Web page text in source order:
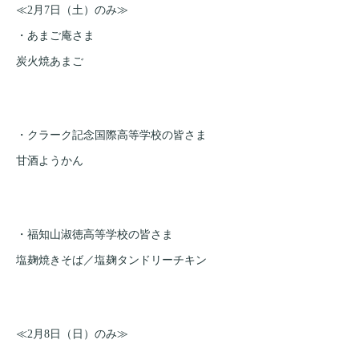
≪2月7日（土）のみ≫
・あまご庵さま
炭火焼あまご
・クラーク記念国際高等学校の皆さま
甘酒ようかん
・福知山淑徳高等学校の皆さま
塩麹焼きそば／塩麹タンドリーチキン
≪2月8日（日）のみ≫